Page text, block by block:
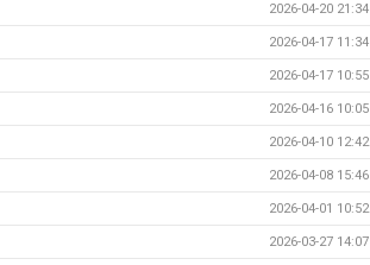
2026-04-20 21:34
2026-04-17 11:34
2026-04-17 10:55
2026-04-16 10:05
2026-04-10 12:42
2026-04-08 15:46
2026-04-01 10:52
2026-03-27 14:07